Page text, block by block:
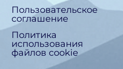
Пользовательское
соглашение
Политика
использования
файлов cookie